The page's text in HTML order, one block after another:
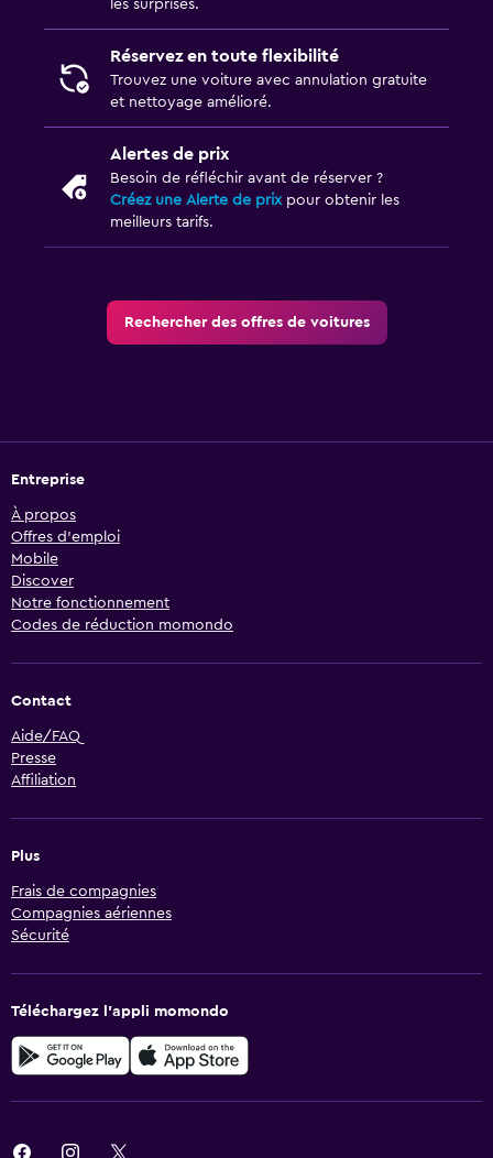
les surprises.
Réservez en toute flexibilité
Trouvez une voiture avec annulation gratuite
et nettoyage amélioré.
Alertes de prix
Besoin de réfléchir avant de réserver ?
Créez une Alerte de prixpour obtenir les
meilleurs tarifs.
Rechercher des offres de voitures
Entreprise
À propos
Offres d’emploi
Mobile
Discover
Notre fonctionnement
Codes de réduction momondo
Contact
Aide/FAQ
Presse
Affiliation
Plus
Frais de compagnies
Compagnies aériennes
Sécurité
Téléchargez l’appli momondo